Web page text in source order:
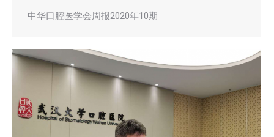
中华口腔医学会周报2020年10期